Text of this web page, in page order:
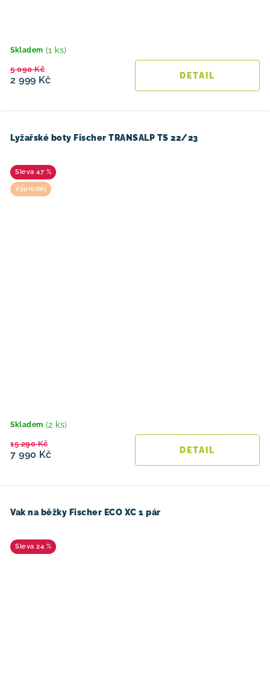
Skladem (1 ks)
2 999 Kč
5 090 Kč
Lyžařské boty Fischer TRANSALP TS 22/23
47 %
Výprodej
Skladem (2 ks)
7 990 Kč
15 290 Kč
Vak na běžky Fischer ECO XC 1 pár
24 %